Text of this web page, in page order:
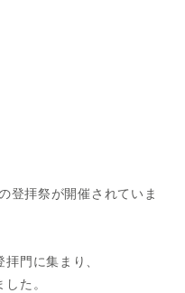
登拝祭が開催されていま
門に集まり、
た。